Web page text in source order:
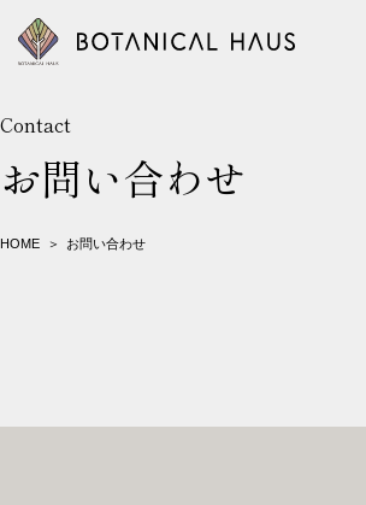
木の断熱材「エコボード(GUTEX)」
Contact
お問い合わせ
HOME お問い合わせ